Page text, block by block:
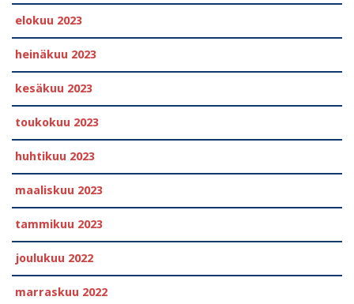
elokuu 2023
heinäkuu 2023
kesäkuu 2023
toukokuu 2023
huhtikuu 2023
maaliskuu 2023
tammikuu 2023
joulukuu 2022
marraskuu 2022